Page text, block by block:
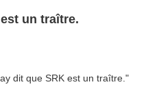
un traître.